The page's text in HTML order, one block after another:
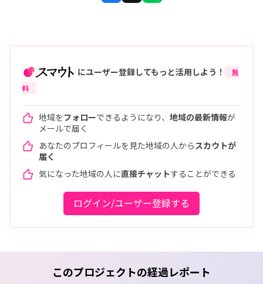
にユーザー登録してもっと活用しよう！
無
料
地域をフォローできるようになり、 地域の最新情報が
メールで届く
あなたのプロフィールを見た地域の人から スカウトが
届く
気になった地域の人に直接チャットすることができる
ログイン/ユーザー登録する
このプロジェクトの経過レポート